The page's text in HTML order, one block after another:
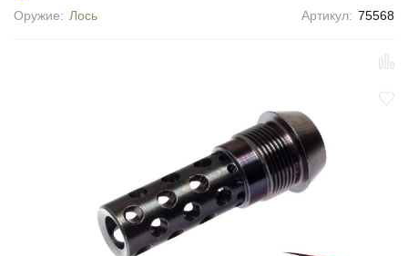
Оружие: Лось Артикул: 75568